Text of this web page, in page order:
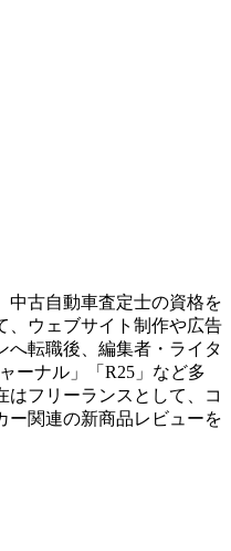
中古自動車査定士の資格を
、ウェブサイト制作や広告
へ転職後、編集者・ライタ
ーナル」「R25」など多
はフリーランスとして、コ
ー関連の新商品レビューを